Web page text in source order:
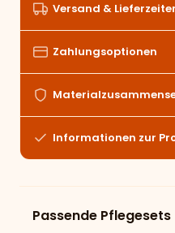
Versand &
Zahlungsoptionen
Informationen zur
Passende Pflegesets